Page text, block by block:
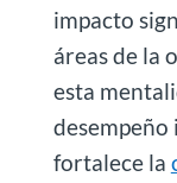
impacto
áreas de la
esta
fortalece la